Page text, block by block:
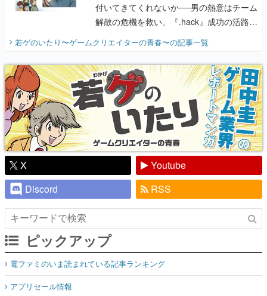
付いてきてくれないか──男の熱意はチーム
解散の危機を救い、『.hack』成功の活路を
開く。業界の快男児・松山 洋に流れる血は
『少年ジャンプ』色だった【若ゲのいた
り】
若ゲのいたり〜ゲームクリエイターの青春〜の記事一覧
X
Youtube
Discord
RSS
ピックアップ
電ファミのいま読まれている記事ランキング
アプリセール情報